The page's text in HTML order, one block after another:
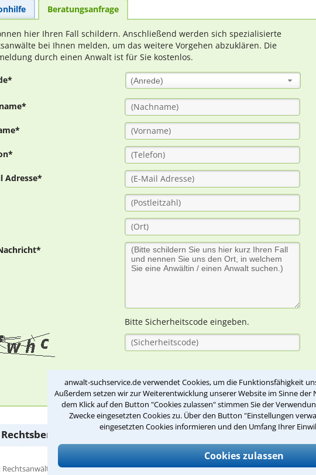
anwalt-suchservice.de verwendet Cookies, um die Funktionsfähigkeit
Außerdem setzen wir zur Weiterentwicklung unserer Website im Sinne der
dem Klick auf den Button "Cookies zulassen" stimmen Sie der
Zwecke eingesetzten Cookies zu. Über den Button "Einstellungen
eingesetzten Cookies informieren und den Umfang Ihrer
Cookies zulassen
Beratungsanfrage
hier Ihren Fall schildern. Anschließend werden sich spezialisierte
bei Ihnen melden, um das weitere Vorgehen abzuklären. Die
durch einen Anwalt ist für Sie kostenlos.
(Anrede)
Adresse*
Bitte Sicherheitscode eingeben.
Rechtsberatung Mediation zum Festpreis
Rechtsanwältin Dr. iur. Stavroula Patsourakou